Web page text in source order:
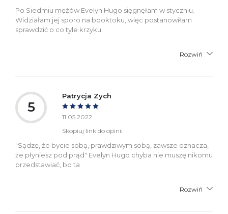
Po Siedmiu mężów Evelyn Hugo sięgnęłam w styczniu.
Widziałam jej sporo na booktoku, więc postanowiłam
sprawdzić o co tyle krzyku.
Rozwiń
5
Patrycja Zych
11.05.2022
Skopiuj link do opinii
"Sądzę, że bycie sobą, prawdziwym sobą, zawsze oznacza,
że płyniesz pod prąd" Evelyn Hugo chyba nie muszę nikomu
przedstawiać, bo ta
Rozwiń